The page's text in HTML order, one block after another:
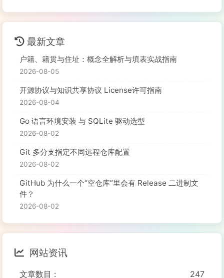
最新文章
户籍、籍贯与住址：概念全解析与填表实战指南
2026-08-05
开源协议与知识共享协议 License许可指南
2026-08-04
Go 语言环境安装 与 SQLite 驱动选型
2026-08-02
Git 多分支指定不同远程仓库配置
2026-08-02
GitHub 为什么一个“空仓库”里会有 Release 二进制文
件？
2026-08-02
网站资讯
文章数目 : 247